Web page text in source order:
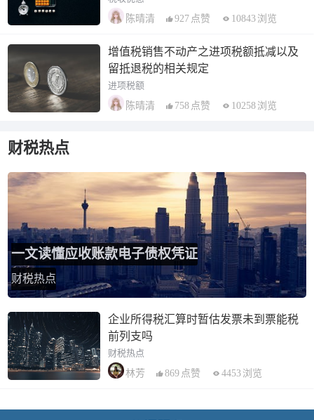
陈晴清
927 点赞 10843 浏览
增值税销售不动产之进项税额抵减以及
留抵退税的相关规定
进项税额
陈晴清
758 点赞 10258 浏览
财税热点
一文读懂应收账款电子债权凭证
财税热点
企业所得税汇算时暂估发票未到票能税
前列支吗
财税热点
林芳
869 点赞 4453 浏览